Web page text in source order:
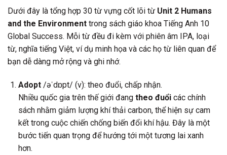
Dưới đây là tổng hợp 30 từ vựng cốt lõi từ Unit 2 Humans
and the Environment trong sách giáo khoa Tiếng Anh 10
Global Success. Mỗi từ đều đi kèm với phiên âm IPA, loại
từ, nghĩa tiếng Việt, ví dụ minh họa và các họ từ liên quan để
bạn dễ dàng mở rộng và ghi nhớ.
Adopt/əˈdɒpt/ (v): theo đuổi, chấp nhận.
Nhiều quốc gia trên thế giới đang theo đuổicác chính
sách nhằm giảm lượng khí thải carbon, thể hiện sự cam
kết trong cuộc chiến chống biến đổi khí hậu. Đây là một
bước tiến quan trọng để hướng tới một tương lai xanh
hơn.